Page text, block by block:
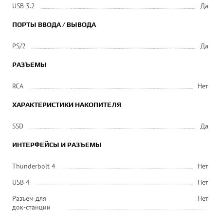
USB 3.2
Да
ПОРТЫ ВВОДА / ВЫВОДА
PS/2 Да
РАЗЪЕМЫ
RCA Нет
ХАРАКТЕРИСТИКИ НАКОПИТЕЛЯ
SSD Да
ИНТЕРФЕЙСЫ И РАЗЪЕМЫ
Thunderbolt 4
Нет
USB 4
Нет
Разъем для
док-станции
Нет